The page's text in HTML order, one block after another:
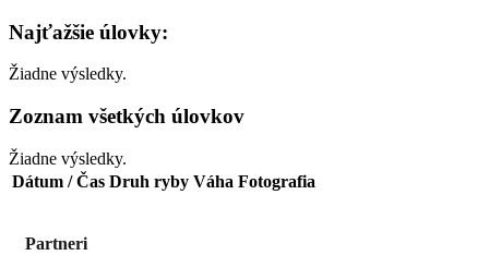
Najťažšie úlovky:
Žiadne výsledky.
Zoznam všetkých úlovkov
Žiadne výsledky.
Dátum / Čas Druh ryby Váha Fotografia
Partneri